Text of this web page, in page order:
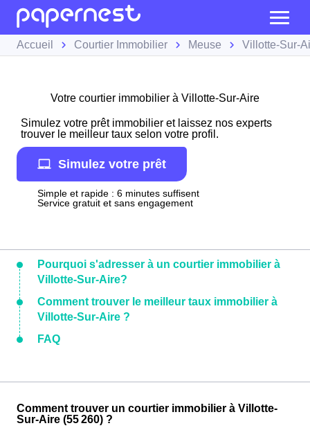
Accueil Courtier Immobilier Meuse Villotte-Sur-
Votre courtier immobilier à Villotte-Sur-Aire
Simulez votre prêt immobilier et laissez nos experts
trouver le meilleur taux selon votre profil.
Simulez votre prêt
Simple et rapide : 6 minutes suffisent
Service gratuit et sans engagement
Pourquoi s'adresser à un courtier immobilier à
Villotte-Sur-Aire?
Comment trouver le meilleur taux immobilier à
Villotte-Sur-Aire ?
FAQ
Comment trouver un courtier immobilier à Villotte-
Sur-Aire (55 260) ?